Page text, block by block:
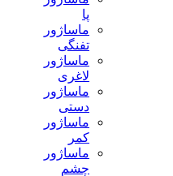
ماساژور
تفنگی
ماساژور
لاغری
ماساژور
دستی
ماساژور
ماساژور